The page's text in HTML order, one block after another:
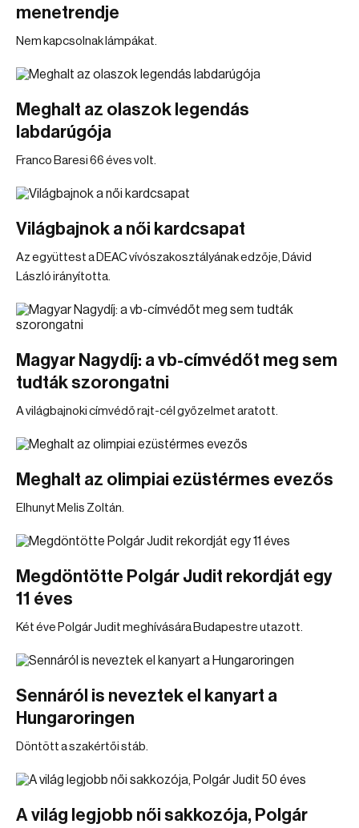
menetrendje
Nem kapcsolnak lámpákat.
Meghalt az olaszok legendás
labdarúgója
Franco Baresi 66 éves volt.
Világbajnok a női kardcsapat
Az együttest a DEAC vívószakosztályának edzője, Dávid
László irányította.
Magyar Nagydíj: a vb-címvédőt meg sem
tudták szorongatni
A világbajnoki címvédő rajt-cél győzelmet aratott.
Meghalt az olimpiai ezüstérmes evezős
Elhunyt Melis Zoltán.
Megdöntötte Polgár Judit rekordját egy
11 éves
Két éve Polgár Judit meghívására Budapestre utazott.
Sennáról is neveztek el kanyart a
Hungaroringen
Döntött a szakértői stáb.
A világ legjobb női sakkozója, Polgár